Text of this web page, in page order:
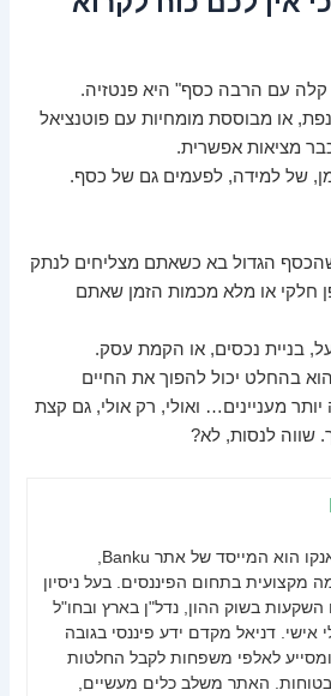
עם הרבה כסף" היא פנטזיה.
או מבוססת מומחיות עם פוטנציאל
מציאות אפשרית.
של למידה, לפעמים גם של כסף.
הגדול בא כשאתם מצליחים לנתק
חלקי או מלא מכמות הזמן שאתם
בניית נכסים, או הקמת עסק.
בהחלט יכול להפוך את החיים
מעניינים… ואולי, רק אולי, גם קצת
שווה לנסות, לא?
דניאל באנקו הוא המייסד של אתר Banku,
מקצועית בתחום הפיננסים. בעל ניסיון
בשוק ההון, נדל"ן בארץ ובחו"ל
אישי. דניאל מקדם ידע פיננסי בגובה
ומסייע לאלפי משפחות לקבל החלטות
האתר משלב כלים מעשיים,